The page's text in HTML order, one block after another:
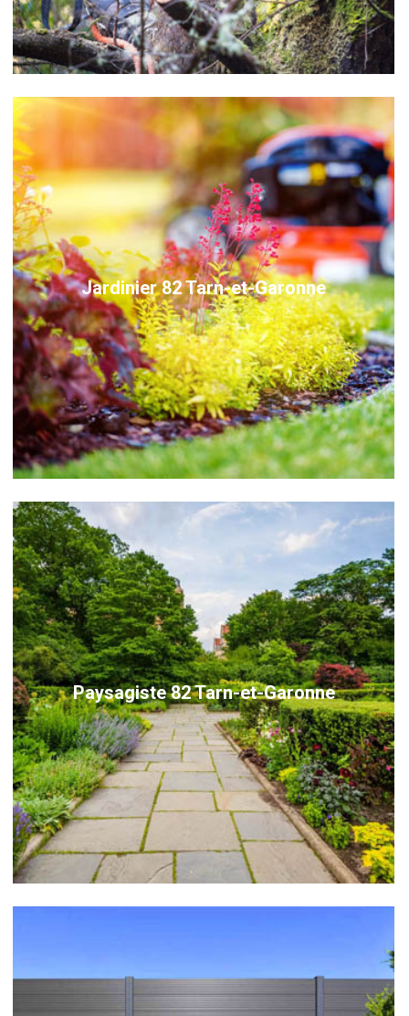
Jardinier 82 Tarn-et-Garonne
Paysagiste 82 Tarn-et-Garonne